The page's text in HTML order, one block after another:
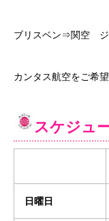
ブリスベン⇒関空
カンタス航空をご希
スケジュ
日曜日